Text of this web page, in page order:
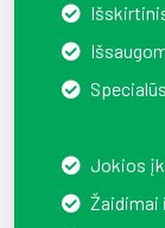
Jokios
Žaidimai